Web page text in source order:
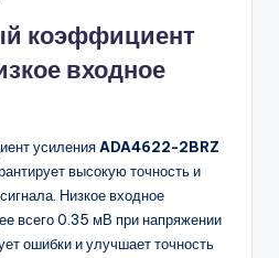
коэффициент
входное
усиленияADA4622-2BRZ
высокую точность и
Низкое входное
всего 0.35 мВ при напряжении
ошибки и улучшает точность